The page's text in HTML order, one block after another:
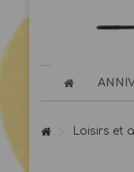
Loisirs et